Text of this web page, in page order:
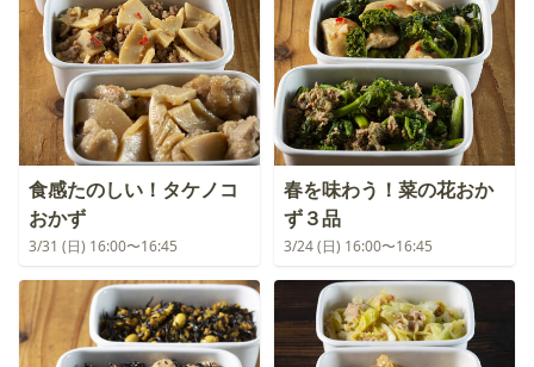
食感たのしい！タケノコ
おかず
3/31 (日) 16:00〜16:45
春を味わう！菜の花おか
ず３品
3/24 (日) 16:00〜16:45